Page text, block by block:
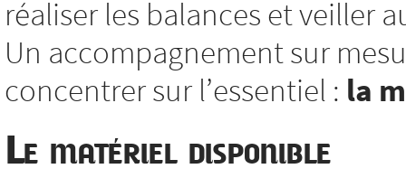
réaliser les balances et veiller
Un accompagnement sur
concentrer sur l’essentiel : la
Le matériel disponible